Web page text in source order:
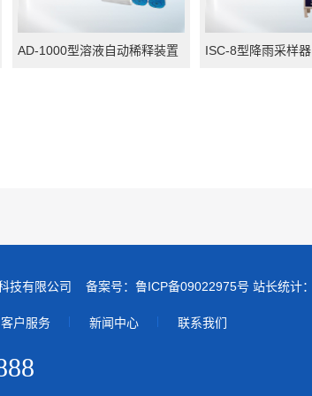
AD-1000型溶液自动稀释装置 ISC-8型降雨采样器
技有限公司 备案号：鲁ICP备09022975号 站长统计：
客户服务 新闻中心 联系我们